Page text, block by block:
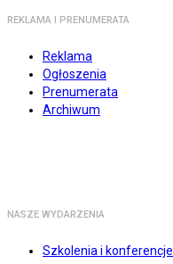
REKLAMA I PRENUMERATA
Reklama
Ogłoszenia
Prenumerata
Archiwum
NASZE WYDARZENIA
Szkolenia i konferencje